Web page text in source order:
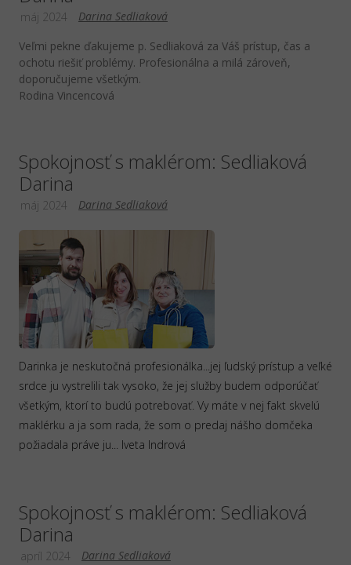
Darina Sedliaková
máj 2024
Veľmi pekne ďakujeme p. Sedliaková za Váš prístup, čas a
ochotu riešiť problémy. Profesionálna a milá zároveň,
doporučujeme všetkým.
Rodina Vincencová
Spokojnosť s maklérom: Sedliaková
Darina
Darina Sedliaková
máj 2024
Darinka je neskutočná profesionálka...jej ľudský prístup a veľké
srdce ju vystrelili tak vysoko, že jej služby budem odporúčať
všetkým, ktorí to budú potrebovať. Vy máte v nej fakt skvelú
maklérku a ja som rada, že som o predaj nášho domčeka
požiadala práve ju... Iveta Indrová
Spokojnosť s maklérom: Sedliaková
Darina
Darina Sedliaková
apríl 2024